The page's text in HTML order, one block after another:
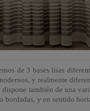
de 3 bases lisas
y realmente
también de una
bordadas, y en sentido